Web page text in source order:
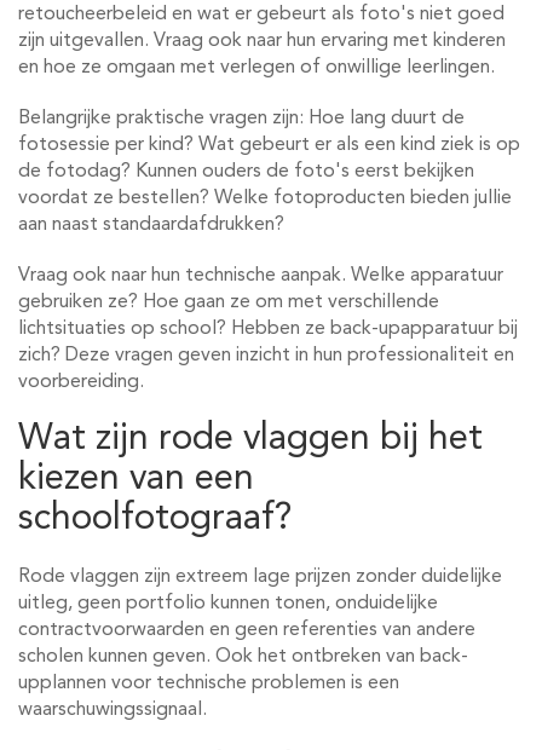
retoucheerbeleid en wat er gebeurt als foto's niet goed
zijn uitgevallen. Vraag ook naar hun ervaring met kinderen
en hoe ze omgaan met verlegen of onwillige leerlingen.
Belangrijke praktische vragen zijn: Hoe lang duurt de
fotosessie per kind? Wat gebeurt er als een kind ziek is op
de fotodag? Kunnen ouders de foto's eerst bekijken
voordat ze bestellen? Welke fotoproducten bieden jullie
aan naast standaardafdrukken?
Vraag ook naar hun technische aanpak. Welke apparatuur
gebruiken ze? Hoe gaan ze om met verschillende
lichtsituaties op school? Hebben ze back-upapparatuur bij
zich? Deze vragen geven inzicht in hun professionaliteit en
voorbereiding.
Wat zijn rode vlaggen bij het
kiezen van een
schoolfotograaf?
Rode vlaggen zijn extreem lage prijzen zonder duidelijke
uitleg, geen portfolio kunnen tonen, onduidelijke
contractvoorwaarden en geen referenties van andere
scholen kunnen geven. Ook het ontbreken van back-
upplannen voor technische problemen is een
waarschuwingssignaal.